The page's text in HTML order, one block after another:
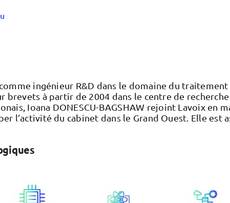
ingénieur R&D dans le domaine du traitement
brevets à partir de 2004 dans le centre de recherche
Ioana DONESCU-BAGSHAW rejoint Lavoix en
l’activité du cabinet dans le Grand Ouest. Elle est